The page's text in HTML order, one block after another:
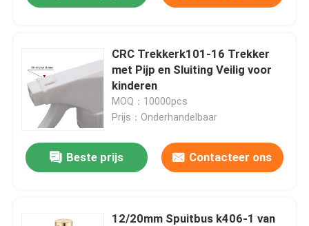
CRC Trekkerk101-16 Trekker
met Pijp en Sluiting Veilig voor
kinderen
MOQ：10000pcs
Prijs：Onderhandelbaar
Beste prijs Contacteer ons
12/20mm Spuitbus k406-1 van